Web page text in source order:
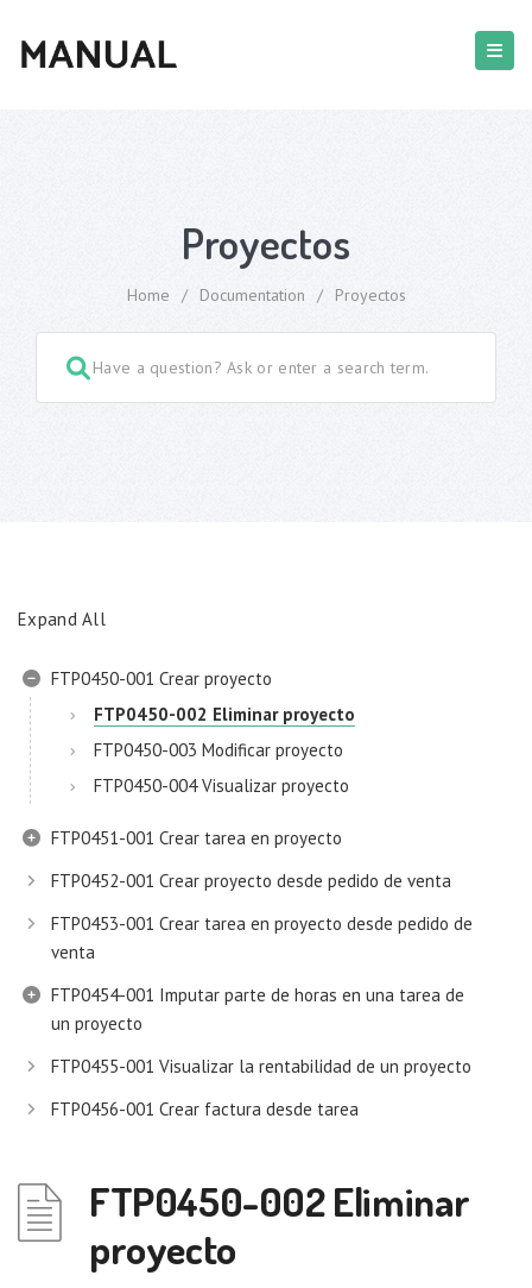
Proyectos
Home / Documentation / Proyectos
Expand All
FTP0450-001 Crear proyecto
FTP0450-002 Eliminar proyecto
FTP0450-003 Modificar proyecto
FTP0450-004 Visualizar proyecto
FTP0451-001 Crear tarea en proyecto
FTP0452-001 Crear proyecto desde pedido de venta
FTP0453-001 Crear tarea en proyecto desde pedido de
venta
FTP0454-001 Imputar parte de horas en una tarea de
un proyecto
FTP0455-001 Visualizar la rentabilidad de un proyecto
FTP0456-001 Crear factura desde tarea
FTP0450-002 Eliminar
proyecto